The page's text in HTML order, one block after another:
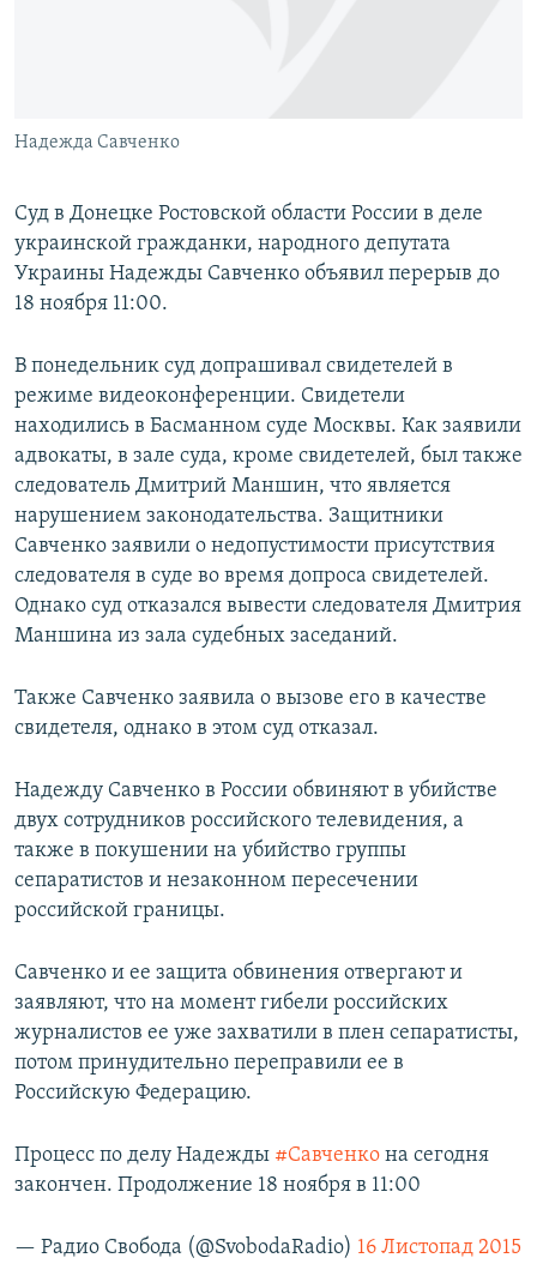
УКРАИНСКАЯ ПРОБЛЕМА КРЫМА
Надежда Савченко
Суд в Донецке Ростовской области России в деле
украинской гражданки, народного депутата
Украины Надежды Савченко объявил перерыв до
18 ноября 11:00.
В понедельник суд допрашивал свидетелей в
режиме видеоконференции. Свидетели
находились в Басманном суде Москвы. Как заявили
адвокаты, в зале суда, кроме свидетелей, был также
следователь Дмитрий Маншин, что является
нарушением законодательства. Защитники
Савченко заявили о недопустимости присутствия
следователя в суде во время допроса свидетелей.
Однако суд отказался вывести следователя Дмитрия
Маншина из зала судебных заседаний.
Также Савченко заявила о вызове его в качестве
свидетеля, однако в этом суд отказал.
Надежду Савченко в России обвиняют в убийстве
двух сотрудников российского телевидения, а
также в покушении на убийство группы
сепаратистов и незаконном пересечении
российской границы.
Савченко и ее защита обвинения отвергают и
заявляют, что на момент гибели российских
журналистов ее уже захватили в плен сепаратисты,
потом принудительно переправили ее в
Российскую Федерацию.
Процесс по делу Надежды #Савченко на сегодня
закончен. Продолжение 18 ноября в 11:00
— Радио Свобода (@SvobodaRadio) 16 Листопад 2015